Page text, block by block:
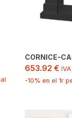
CORNICE-
653.92 €
-10% en el 1r